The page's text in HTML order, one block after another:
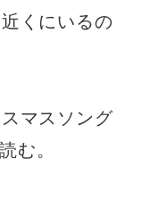
くにいるの
マスソング
む。